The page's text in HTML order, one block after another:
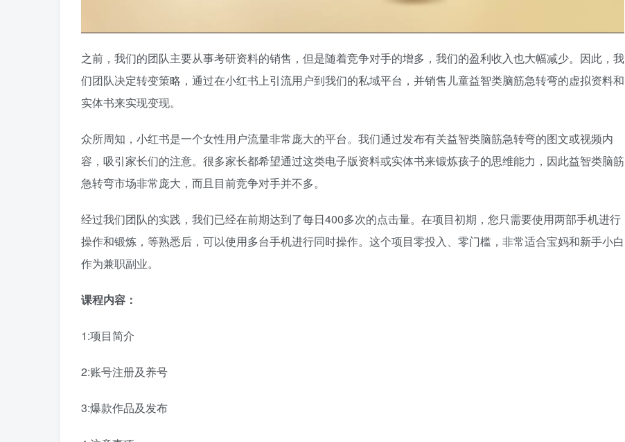
之前，我们的团队主要从事考研资料的销售，但是随着竞争对手的增多，我们的盈利收入也大幅减少。因此，我
们团队决定转变策略，通过在小红书上引流用户到我们的私域平台，并销售儿童益智类脑筋急转弯的虚拟资料和
实体书来实现变现。
众所周知，小红书是一个女性用户流量非常庞大的平台。我们通过发布有关益智类脑筋急转弯的图文或视频内
容，吸引家长们的注意。很多家长都希望通过这类电子版资料或实体书来锻炼孩子的思维能力，因此益智类脑筋
急转弯市场非常庞大，而且目前竞争对手并不多。
经过我们团队的实践，我们已经在前期达到了每日400多次的点击量。在项目初期，您只需要使用两部手机进行
操作和锻炼，等熟悉后，可以使用多台手机进行同时操作。这个项目零投入、零门槛，非常适合宝妈和新手小白
作为兼职副业。
课程内容：
1:项目简介
2:账号注册及养号
3:爆款作品及发布